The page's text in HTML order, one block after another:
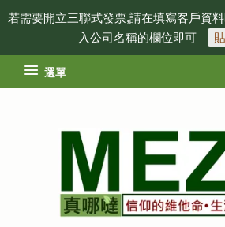
若需要開立三聯式發票,請在填寫客戶資
入公司名稱的欄位即可
選單